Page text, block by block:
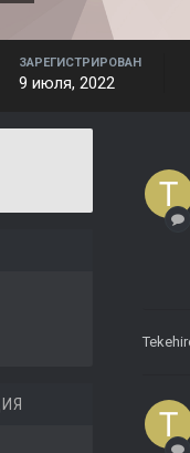
ЗАРЕГИСТРИРОВАН
9 июля, 2022